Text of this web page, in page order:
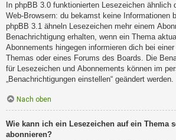
In phpBB 3.0 funktionierten Lesezeichen ähnlich
Web-Browsern: du bekamst keine Informationen
phpBB 3.1 ähneln Lesezeichen mehr einem
Benachrichtigung erhalten, wenn ein Thema
Abonnements hingegen informieren dich bei
Themas oder eines Forums des Boards. Die
für Lesezeichen und Abonnements können im
„Benachrichtigungen einstellen“ geändert werden.
Nach oben
Wie kann ich ein Lesezeichen auf ein Thema
abonnieren?